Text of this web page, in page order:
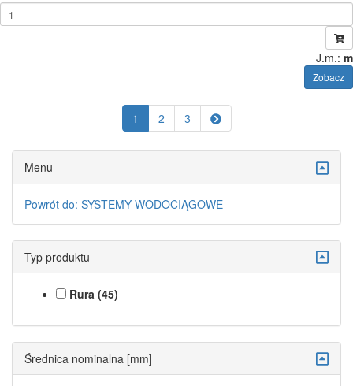
J.m.: m
Zobacz
1 2 3
Menu
Powrót do: SYSTEMY WODOCIĄGOWE
Typ produktu
Rura (45)
Średnica nominalna [mm]